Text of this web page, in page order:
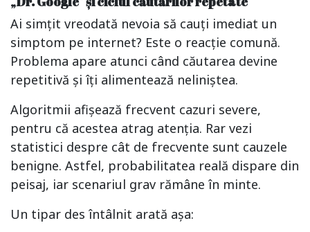
Ai simțit vreodată nevoia să cauți imediat un
simptom pe internet? Este o reacție comună.
Problema apare atunci când căutarea devine
repetitivă și îți alimentează neliniștea.
Algoritmii afișează frecvent cazuri severe,
pentru că acestea atrag atenția. Rar vezi
statistici despre cât de frecvente sunt cauzele
benigne. Astfel, probabilitatea reală dispare din
peisaj, iar scenariul grav rămâne în minte.
Un tipar des întâlnit arată așa: